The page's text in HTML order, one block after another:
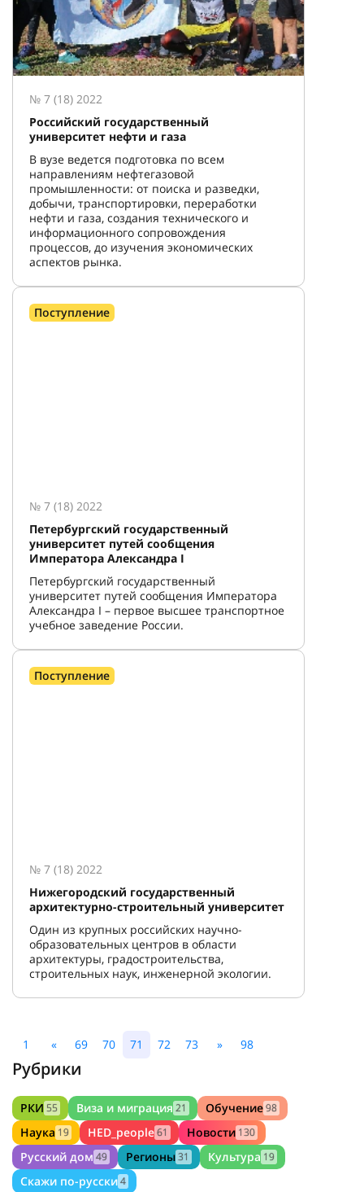
№ 7 (18) 2022
Российский государственный
университет нефти и газа
В вузе ведется подготовка по всем
направлениям нефтегазовой
промышленности: от поиска и разведки,
добычи, транспортировки, переработки
нефти и газа, создания технического и
информационного сопровождения
процессов, до изучения экономических
аспектов рынка.
Поступление
№ 7 (18) 2022
Петербургский государственный
университет путей сообщения
Императора Александра I
Петербургский государственный
университет путей сообщения Императора
Александра I – первое высшее транспортное
учебное заведение России.
Поступление
№ 7 (18) 2022
Нижегородский государственный
архитектурно-строительный университет
Один из крупных российских научно-
образовательных центров в области
архитектуры, градостроительства,
строительных наук, инженерной экологии.
1 « 69 70 71 72 73 » 98
Рубрики
РКИ 55 Виза и миграция 21 Обучение98
Наука 19 HED_people61 Новости 130
Русский дом 49 Регионы31 Культура 19
Скажи по-русски4